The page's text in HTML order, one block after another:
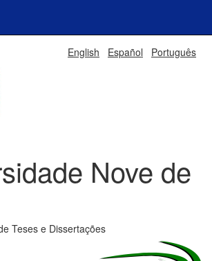
English Español Português
Nove de
Teses e Dissertações